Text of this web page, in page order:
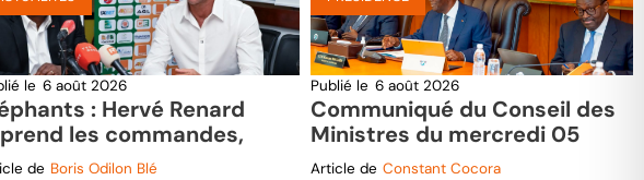
le 6 août 2026
: Hervé Renard
les commandes,
Dembélé nommé
de Boris Odilon Blé
Publié le 6 août 2026
Communiqué du Conseil des
Ministres du mercredi 05
août 2026
Article de Constant Cocora